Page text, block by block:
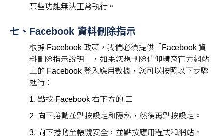
某些功能無法正常執行。
七、Facebook 資料刪除指示
根據 Facebook 政策，我們必須提供「Facebook 資
料刪除指示說明」，如果您想刪除信仰體育官方網站
上的 Facebook 登入應用數據，您可以按照以下步驟
進行：
1. 點按 Facebook 右下方的 三
2. 向下捲動並點按設定和隱私，然後再點按設定。
3. 向下捲動至帳號安全，並點按應用程式和網站。